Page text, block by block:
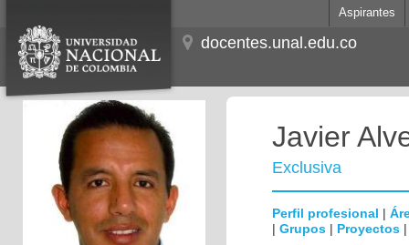
Aspirantes
docentes.unal.edu.co
Javier
Exclusiva
Perfil profesional |
| Grupos | Proyectos